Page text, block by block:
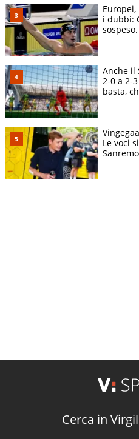
i dubbi:
Anche il
2-0 a 2-
basta,
Le voci
Cerca in